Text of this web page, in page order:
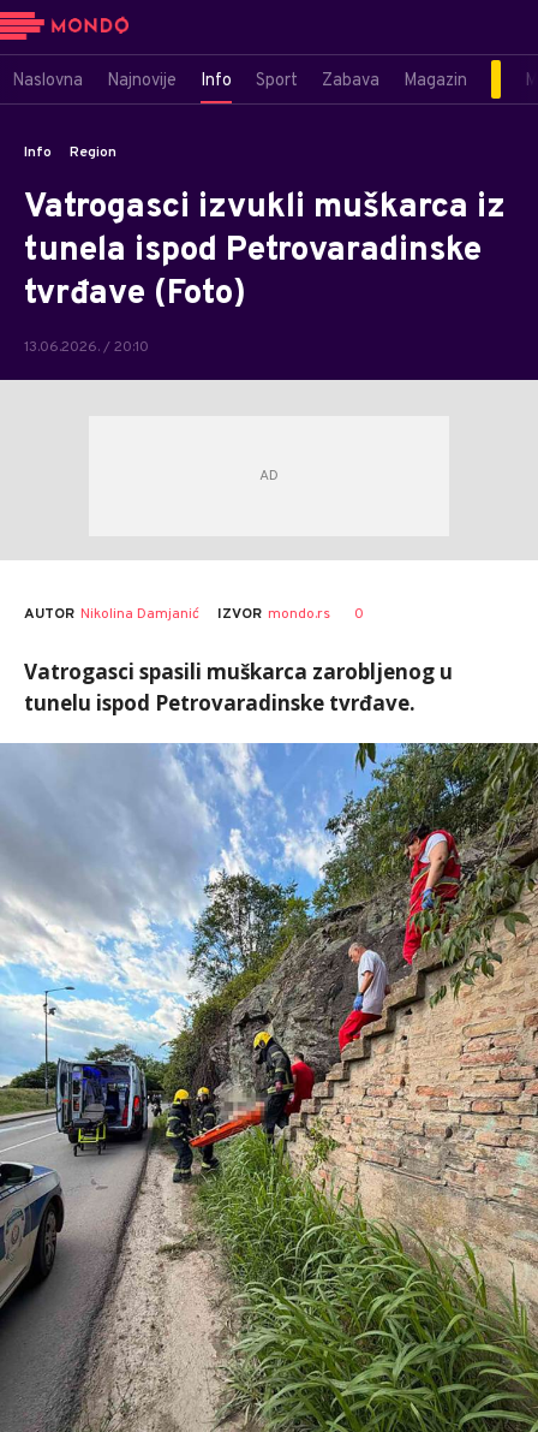
Naslovna Najnovije Info Sport Zabava Magazin
Info Region
Vatrogasci izvukli muškarca iz
tunela ispod Petrovaradinske
tvrđave (Foto)
13.06.2026. / 20:10
AUTOR Nikolina Damjanić IZVOR mondo.rs 0
Vatrogasci spasili muškarca zarobljenog u
tunelu ispod Petrovaradinske tvrđave.